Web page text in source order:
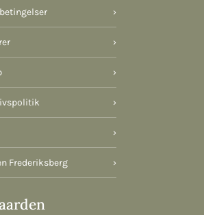
›
›
›
›
›
Frederiksberg ›